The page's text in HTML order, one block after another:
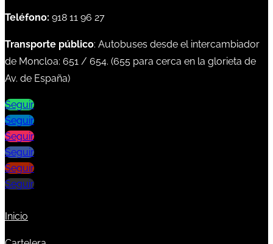
Teléfono: 918 11 96 27
Transporte público: Autobuses desde el intercambiador
de Moncloa: 651 / 654. (655 para cerca en la glorieta de
Av. de España)
Seguir
Seguir
Seguir
Seguir
Seguir
Seguir
Inicio